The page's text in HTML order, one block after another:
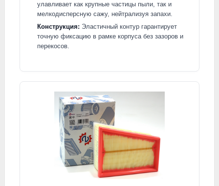
улавливает как крупные частицы пыли, так и
мелкодисперсную сажу, нейтрализуя запахи.
Конструкция: Эластичный контур гарантирует
точную фиксацию в рамке корпуса без зазоров и
перекосов.